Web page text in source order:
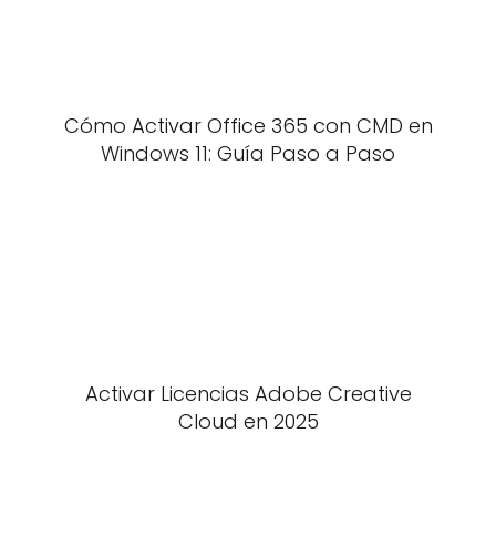
Cómo Activar Office 365 con CMD en
Windows 11: Guía Paso a Paso
Activar Licencias Adobe Creative
Cloud en 2025